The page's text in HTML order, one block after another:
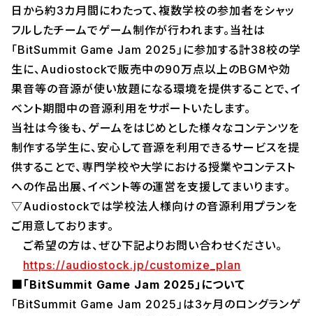
日から約3カ月間にわたって、複数学校の参加者をシャッ
フルしたチームでゲーム制作が行われます。当社は
「BitSummit Game Jam 2025」に参加する計38校の学
生に、Audiostockで販売中の90万点以上のBGMや効
果音等の音源が使い放題になる環境を提供することで、イ
ベント期間中の音源利用をサポートいたします。
当社は今後も、ゲームをはじめとした様々なコンテンツを
制作する学生に、安心して音源を利用できるサービスを提
供することで、専門学校や大学における授業やコンテスト
への作品出展、イベント等の運営を支援してまいります。
▽Audiostockでは学校法人様向けの音源利用プランを
ご用意しております。
ご希望の方は、ぜひ下記よりお問い合わせください。
https://audiostock.jp/customize_plan
■「BitSummit Game Jam 2025」について
「BitSummit Game Jam 2025」は3ヶ月のロングランゲ